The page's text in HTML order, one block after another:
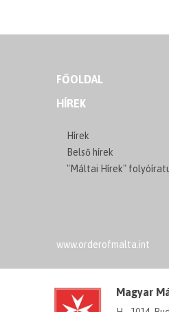
FŐOLDAL
HÍREK
Hírek
Belső hírek
"Máltai Hírek"
www.orderofmalta.int
Magyar